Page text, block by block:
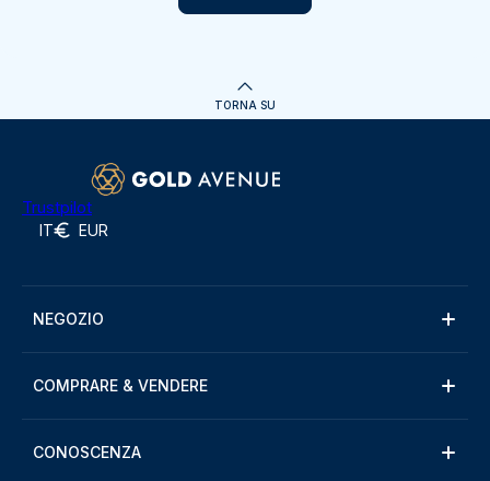
TORNA SU
Trustpilot
IT EUR
NEGOZIO
COMPRARE & VENDERE
CONOSCENZA